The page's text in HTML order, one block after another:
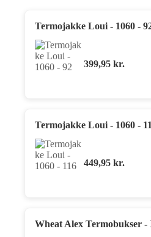
Termojakke Loui - 1060 -
399,95 kr.
Termojakke Loui - 1060 -
449,95 kr.
Wheat Alex Termobukser -